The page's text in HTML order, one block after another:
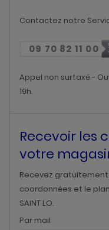
Contactez notre
09 70 82 11 00
Appel non surtaxé -
19h.
Recevoir les
votre
Recevez
coordonnées et le
SAINT LO.
Par mail